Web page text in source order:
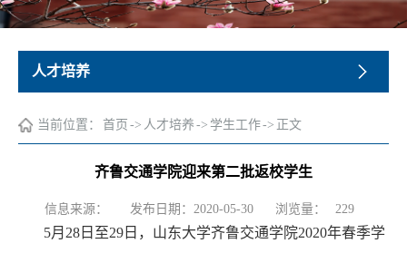
人才培养
当前位置： 首页 -> 人才培养 -> 学生工作-> 正文
齐鲁交通学院迎来第二批返校学生
信息来源： 发布日期：2020-05-30 浏览量： 229
5月28 日至29 日，山东大学齐鲁交通学院2020年春季学